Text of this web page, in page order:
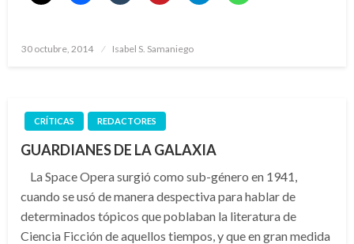
Publicado
30 octubre, 2014 Isabel S. Samaniego
CRÍTICAS REDACTORES
GUARDIANES DE LA GALAXIA
La Space Opera surgió como sub-género en 1941,
cuando se usó de manera despectiva para hablar de
determinados tópicos que poblaban la literatura de
Ciencia Ficción de aquellos tiempos, y que en gran medida